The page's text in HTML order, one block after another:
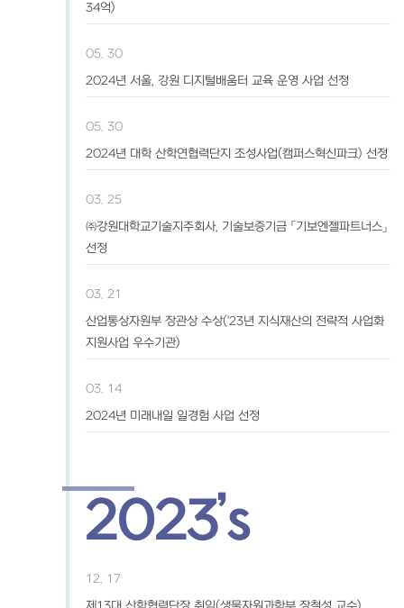
34억)
05. 30
2024년 서울, 강원 디지털배움터 교육 운영 사업 선정
05. 30
2024년 대학 산학연협력단지 조성사업(캠퍼스혁신파크) 선정
03. 25
㈜강원대학교기술지주회사, 기술보증기금 「기보엔젤파트너스」
선정
03. 21
산업통상자원부 장관상 수상('23년 지식재산의 전략적 사업화
지원사업 우수기관)
03. 14
2024년 미래내일 일경험 사업 선정
2023’s
12. 17